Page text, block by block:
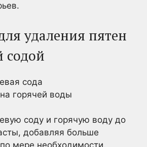
удаления пятен
содой
сода
горячей воды
соду и горячую воду до
добавляя больше
мере необходимости,